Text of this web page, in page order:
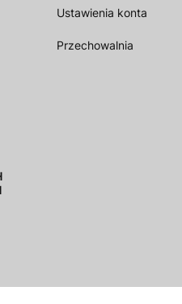
Ustawienia konta
Przechowalnia